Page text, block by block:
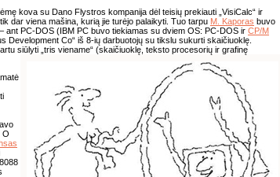
kova su Dano Flystros kompanija dėl teisių prekiauti „VisiCalc“ ir
dar viena mašina, kurią jie turėjo palaikyti. Tuo tarpu M. Kaporas buvo
ant PC-DOS (IBM PC buvo tiekiamas su dviem OS: PC-DOS ir CP/M
Development Co“ iš 8-ių darbuotojų su tikslu sukurti skaičiuoklę.
siūlyti „tris viename“ (skaičiuoklę, teksto procesorių ir grafinę
O